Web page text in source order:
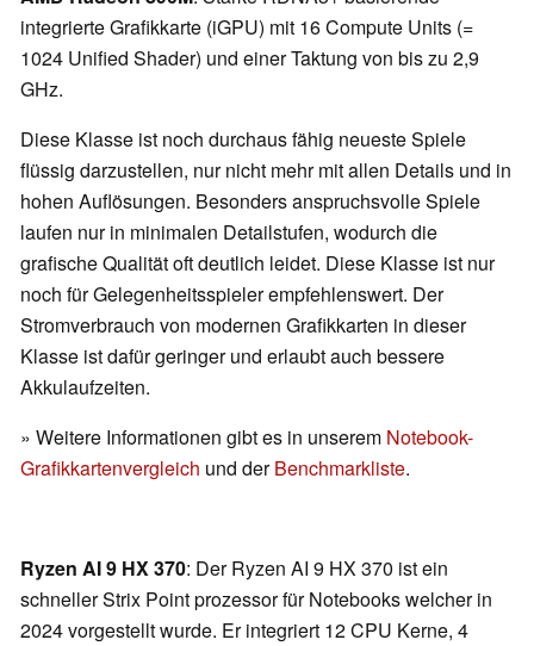
integrierte Grafikkarte (iGPU) mit 16 Compute Units (=
1024 Unified Shader) und einer Taktung von bis zu 2,9
GHz.
Diese Klasse ist noch durchaus fähig neueste Spiele
flüssig darzustellen, nur nicht mehr mit allen Details und in
hohen Auflösungen. Besonders anspruchsvolle Spiele
laufen nur in minimalen Detailstufen, wodurch die
grafische Qualität oft deutlich leidet. Diese Klasse ist nur
noch für Gelegenheitsspieler empfehlenswert. Der
Stromverbrauch von modernen Grafikkarten in dieser
Klasse ist dafür geringer und erlaubt auch bessere
Akkulaufzeiten.
» Weitere Informationen gibt es in unserem Notebook-
Grafikkartenvergleich und derBenchmarkliste.
Ryzen AI 9 HX 370: Der Ryzen AI 9 HX 370 ist ein
schneller Strix Point prozessor für Notebooks welcher in
2024 vorgestellt wurde. Er integriert 12 CPU Kerne, 4